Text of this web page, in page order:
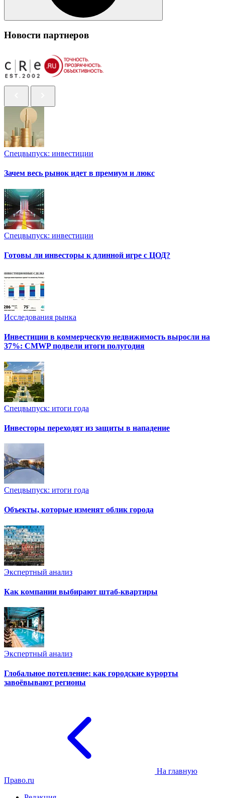
Новости партнеров
Спецвыпуск: инвестиции
Зачем весь рынок идет в премиум и люкс
Спецвыпуск: инвестиции
Готовы ли инвесторы к длинной игре с ЦОД?
Исследования рынка
Инвестиции в коммерческую недвижимость выросли на
37%: CMWP подвели итоги полугодия
Спецвыпуск: итоги года
Инвесторы переходят из защиты в нападение
Спецвыпуск: итоги года
Объекты, которые изменят облик города
Экспертный анализ
Как компании выбирают штаб-квартиры
Экспертный анализ
Глобальное потепление: как городские курорты
завоёвывают регионы
На главную
Право.ru